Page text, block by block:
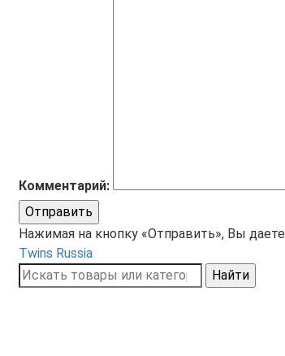
Комментарий:
Отправить
Нажимая на кнопку «Отправить», Вы даете
Twins Russia
Найти